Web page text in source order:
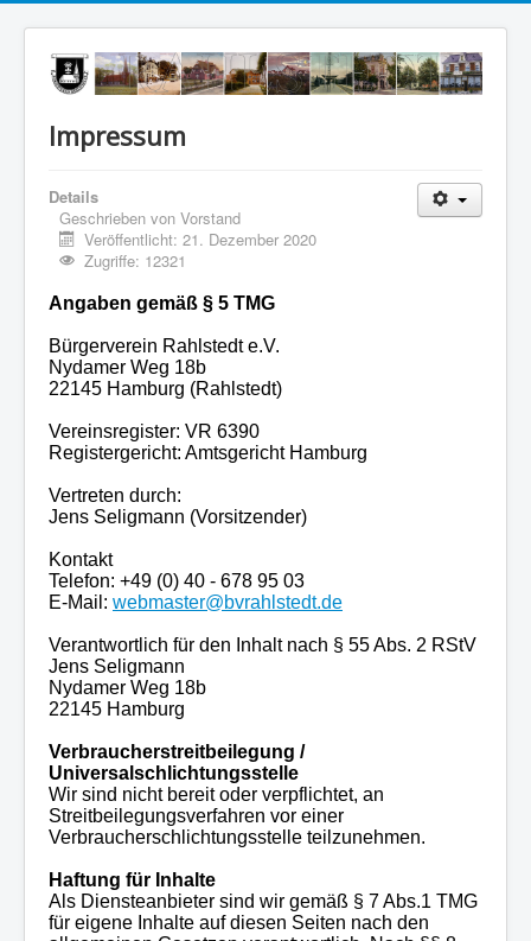
Impressum
Details
Geschrieben von Vorstand
Veröffentlicht: 21. Dezember 2020
Zugriffe: 12321
Angaben gemäß § 5 TMG
Bürgerverein Rahlstedt e.V.
Nydamer Weg 18b
22145 Hamburg (Rahlstedt)
Vereinsregister: VR 6390
Registergericht: Amtsgericht Hamburg
Vertreten durch:
Jens Seligmann (Vorsitzender)
Kontakt
Telefon: +49 (0) 40 - 678 95 03
E-Mail: webmaster@bvrahlstedt.de
Verantwortlich für den Inhalt nach § 55 Abs. 2 RStV
Jens Seligmann
Nydamer Weg 18b
22145 Hamburg
Verbraucherstreitbeilegung /
Universalschlichtungsstelle
Wir sind nicht bereit oder verpflichtet, an
Streitbeilegungsverfahren vor einer
Verbraucherschlichtungsstelle teilzunehmen.
Haftung für Inhalte
Als Diensteanbieter sind wir gemäß § 7 Abs.1 TMG
für eigene Inhalte auf diesen Seiten nach den